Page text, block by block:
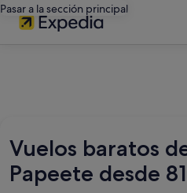
Pasar a la sección principal
Vuelos baratos
Papeete desde